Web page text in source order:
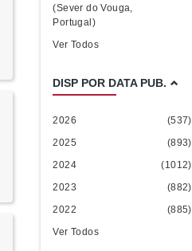
(Sever do Vouga,
Portugal)
Ver Todos
DISP POR DATA PUB.
2026
(537)
2025
(893)
2024
(1012)
2023
(882)
2022
(885)
Ver Todos